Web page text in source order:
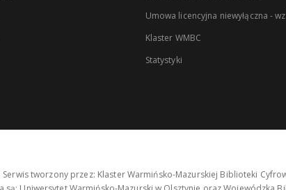
Umowa licencyjna niewyłączna -
Klaster WMBC
Statystyki
Serwis tworzony przez: Klaster Warmińsko-Mazurskiej Biblioteki